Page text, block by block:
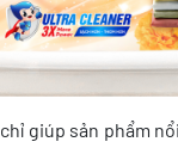
giúp sản phẩm